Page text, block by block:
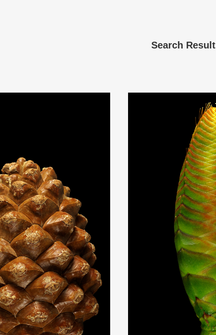
THIS SEARCH BAR ONLY WORKS IN THE GERMAN VERSION OF THE
THE
Search